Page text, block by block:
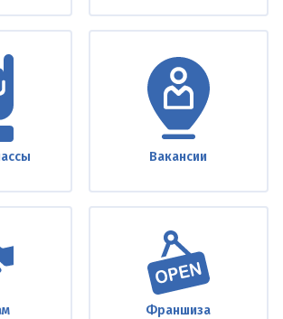
Вакансии
Франшиза